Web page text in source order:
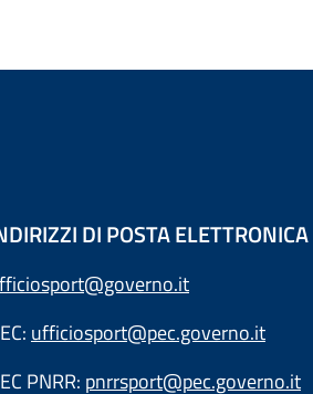
DI POSTA ELETTRONICA
ufficiosport@pec.governo.it
PNRR: pnrrsport@pec.governo.it